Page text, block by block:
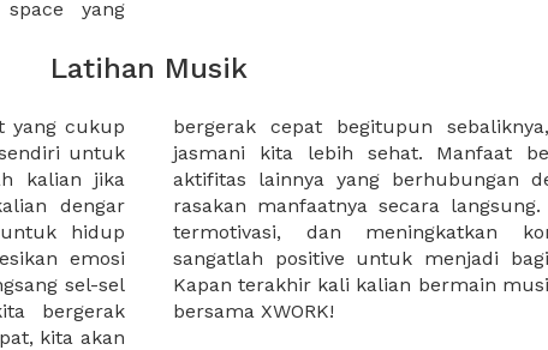
yang
Latihan Musik
yang cukup
untuk
kalian jika
dengar
hidup
emosi
sel-sel
bergerak
kita akan
membuat
atau
dapat kita
semangat,
musik
kita.
sekarang
bersama XWORK!